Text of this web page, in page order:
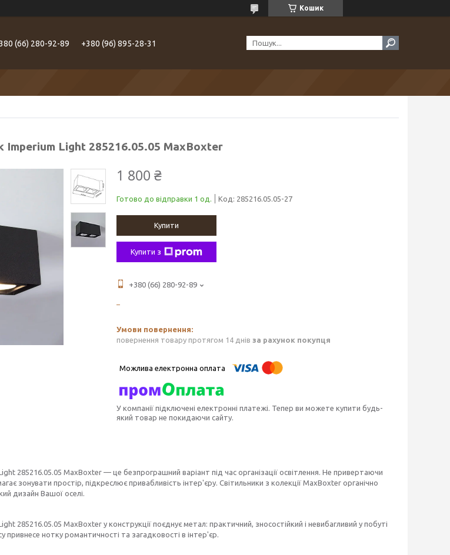
Кошик
(66) 280-92-89 +380 (96) 895-28-31
Imperium Light 285216.05.05 MaxBoxter
1 800 ₴
Готово до відправки 1 од. Код: 285216.05.05-27
Купити
Купити з
+380 (66) 280-92-89
повернення товару протягом 14 днів за рахунок покупця
У компанії підключені електронні платежі. Тепер ви можете купити будь-
який товар не покидаючи сайту.
285216.05.05 MaxBoxter — це безпрограшний варіант під час організації освітлення. Не привертаючи
зонувати простір, підкреслює привабливість інтер'єру. Світильники з колекції MaxBoxter органічно
дизайн Вашої оселі.
285216.05.05 MaxBoxter у конструкції поєднує метал: практичний, зносостійкий і невибагливий у побуті
привнесе нотку романтичності та загадковості в інтер'єр.